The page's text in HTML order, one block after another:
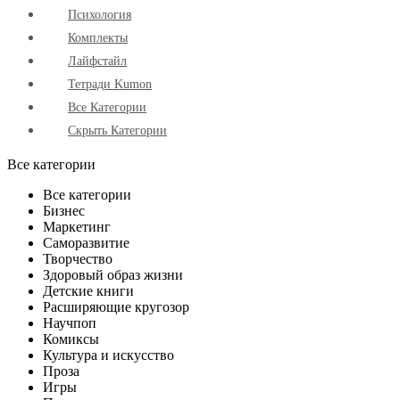
Психология
Комплекты
Лайфстайл
Тетради Kumon
Все Категории
Скрыть Категории
Все категории
Все категории
Бизнес
Маркетинг
Саморазвитие
Творчество
Здоровый образ жизни
Детские книги
Расширяющие кругозор
Научпоп
Комиксы
Культура и искусство
Проза
Игры